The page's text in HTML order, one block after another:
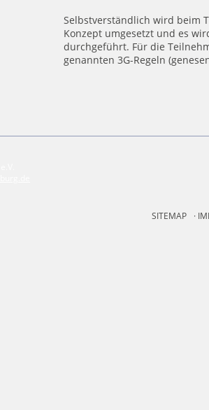
Selbstverständlich wird beim
Konzept umgesetzt und es
durchgeführt. Für die
genannten 3G-Regeln
SITEMAP